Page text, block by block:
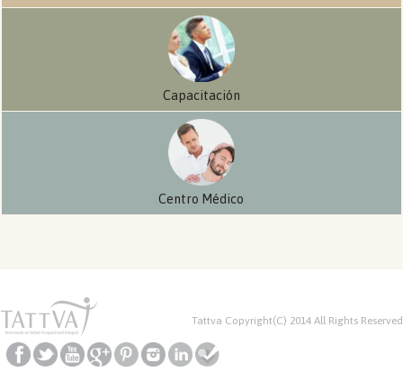
Capacitación
Centro Médico
Tattva Copyright(C) 2014 All Rights Reserved